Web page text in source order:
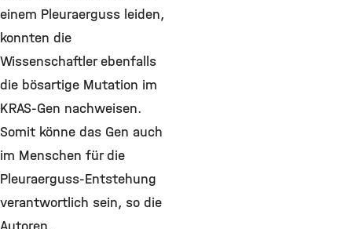
einem Pleuraerguss leiden,
konnten die
Wissenschaftler ebenfalls
die bösartige Mutation im
KRAS-Gen nachweisen.
Somit könne das Gen auch
im Menschen für die
Pleuraerguss-Entstehung
verantwortlich sein, so die